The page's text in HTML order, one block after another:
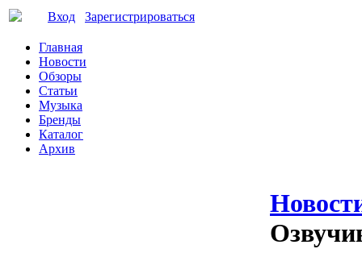
Вход Зарегистрироваться
Главная
Новости
Обзоры
Статьи
Музыка
Бренды
Каталог
Архив